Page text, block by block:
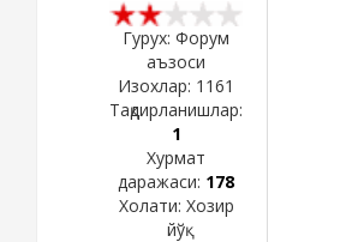
Гурух: Форум
аъзоси
Изохлар: 1161
Тақдирланишлар:
1
Хурмат
даражаси: 178
Холати: Хозир
йўқ